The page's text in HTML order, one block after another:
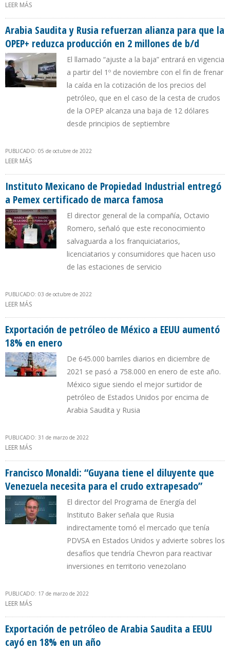
LEER MÁS
Arabia Saudita y Rusia refuerzan alianza para que la
OPEP+ reduzca producción en 2 millones de b/d
El llamado “ajuste a la baja” entrará en vigencia
a partir del 1º de noviembre con el fin de frenar
la caída en la cotización de los precios del
petróleo, que en el caso de la cesta de crudos
de la OPEP alcanza una baja de 12 dólares
desde principios de septiembre
PUBLICADO: 05 de octubre de 2022
LEER MÁS
Instituto Mexicano de Propiedad Industrial entregó
a Pemex certificado de marca famosa
El director general de la compañía, Octavio
Romero, señaló que este reconocimiento
salvaguarda a los franquiciatarios,
licenciatarios y consumidores que hacen uso
de las estaciones de servicio
PUBLICADO: 03 de octubre de 2022
LEER MÁS
Exportación de petróleo de México a EEUU aumentó
18% en enero
De 645.000 barriles diarios en diciembre de
2021 se pasó a 758.000 en enero de este año.
México sigue siendo el mejor surtidor de
petróleo de Estados Unidos por encima de
Arabia Saudita y Rusia
PUBLICADO: 31 de marzo de 2022
LEER MÁS
Francisco Monaldi: “Guyana tiene el diluyente que
Venezuela necesita para el crudo extrapesado”
El director del Programa de Energía del
Instituto Baker señala que Rusia
indirectamente tomó el mercado que tenía
PDVSA en Estados Unidos y advierte sobres los
desafíos que tendría Chevron para reactivar
inversiones en territorio venezolano
PUBLICADO: 17 de marzo de 2022
LEER MÁS
Exportación de petróleo de Arabia Saudita a EEUU
cayó en 18% en un año